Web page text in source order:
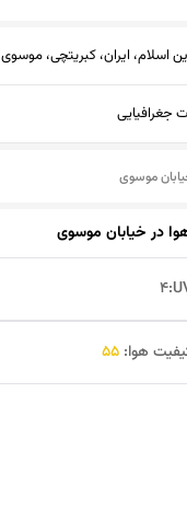
اسلام، ایران، کبریتچی، موسوی
جغرافیایی
موسوی
درخیابان موسوی
4
هوا: 55